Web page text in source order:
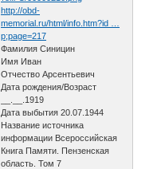
http://obd-
memorial.ru/html/info.htm?id …
p;page=217
Фамилия Синицин
Имя Иван
Отчество Арсентьевич
Дата рождения/Возраст
__.__.1919
Дата выбытия 20.07.1944
Название источника
информации Всероссийская
Книга Памяти. Пензенская
область. Том 7